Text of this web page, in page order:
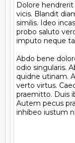
Dolore
vicis. Blandit
similis. Ideo
probo saluto
imputo neque
Abdo bene
odio singularis.
quidne utinam.
verto virtus.
praemitto. Duis
Autem pecus
inhibeo iustum